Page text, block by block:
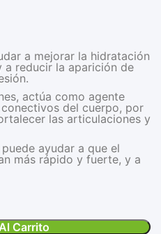
a mejorar la hidratación
reducir la aparición de
actúa como agente
del cuerpo, por
las articulaciones y
ayudar a que el
más rápido y fuerte, y a
Carrito